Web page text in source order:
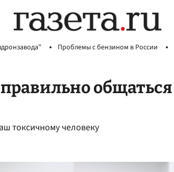
Проблемы с бензином в России
общаться
токсичному человеку